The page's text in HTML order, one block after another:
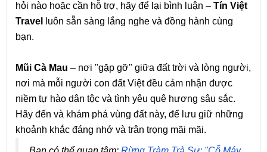
hỏi nào hoặc cần hỗ trợ, hãy để lại bình luận – Tín Việt
Travel
luôn sẵn sàng lắng nghe và đồng hành cùng
bạn.
Mũi Cà Mau – nơi "gặp gỡ" giữa đất trời và lòng người,
nơi mà mỗi người con đất Việt đều cảm nhận được
niềm tự hào dân tộc và tình yêu quê hương sâu sắc.
Hãy đến và khám phá vùng đất này, để lưu giữ những
khoảnh khắc đáng nhớ và trân trọng mãi mãi.